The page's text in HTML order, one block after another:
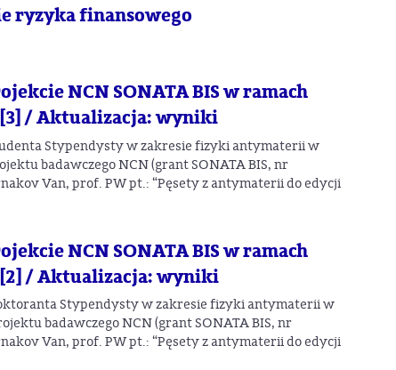
ryzyka finansowego
NCN SONATA BIS w ramach
[3] / Aktualizacja: wyniki
Stypendysty w zakresie fizyki antymaterii w
badawczego NCN (grant SONATA BIS, nr
Van, prof. PW pt.: “Pęsety z antymaterii do edycji
NCN SONATA BIS w ramach
[2] / Aktualizacja: wyniki
Stypendysty w zakresie fizyki antymaterii w
badawczego NCN (grant SONATA BIS, nr
Van, prof. PW pt.: “Pęsety z antymaterii do edycji